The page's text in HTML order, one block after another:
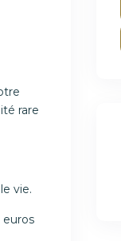
rare
vie.
euros